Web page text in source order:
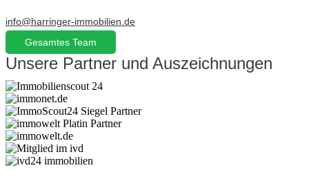
info@harringer-immobilien.de
Gesamtes Team
Unsere Partner und Auszeichnungen